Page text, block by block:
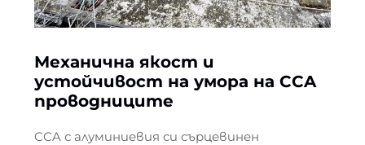
Механична якост и
устойчивост на умора на CCA
проводниците
CCA с алуминиевия си сърцевинен